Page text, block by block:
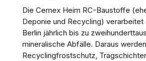
Die Cemex Heim RC-Baustoffe
Deponie und Recycling) verarbeitet
Berlin jährlich bis zu
mineralische Abfälle. Daraus werden
Recyclingfrostschutz,